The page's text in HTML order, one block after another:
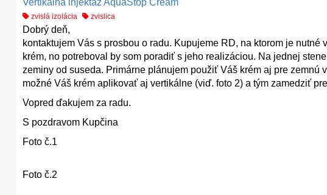
zvislá izolácia zvislica
Dobrý deň,
kontaktujem Vás s prosbou o radu. Kupujeme RD, na ktorom je
krém, no potreboval by som poradiť s jeho realizáciou. Na jednej
zeminy od suseda. Primárne plánujem použiť Váš krém aj pre
možné Váš krém aplikovať aj vertikálne (viď. foto 2) a tým zamedziť
Vopred ďakujem za radu.
S pozdravom Kupčina
Foto č.1
Foto č.2